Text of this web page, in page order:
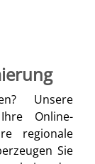
Unsere
Online-
regionale
Sie